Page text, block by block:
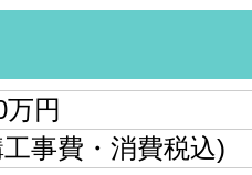
万円
事費・消費税込)